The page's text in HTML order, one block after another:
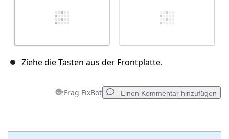
Ziehe die Tasten aus der Frontplatte.
Frag FixBot Einen Kommentar hinzufügen